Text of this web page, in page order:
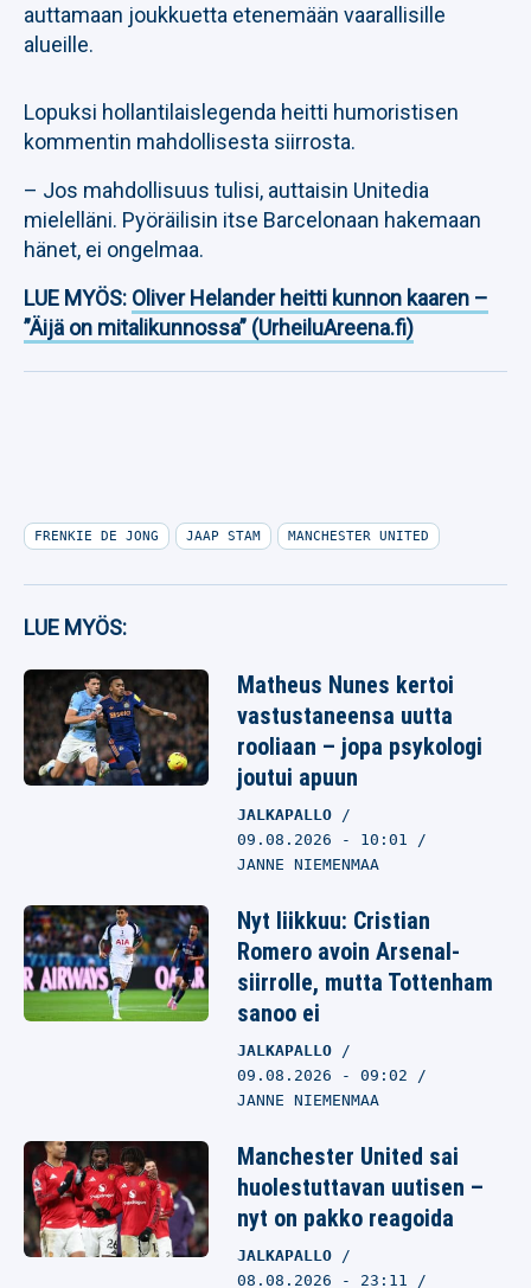
auttamaan joukkuetta etenemään vaarallisille
alueille.
Lopuksi hollantilaislegenda heitti humoristisen
kommentin mahdollisesta siirrosta.
– Jos mahdollisuus tulisi, auttaisin Unitedia
mielelläni. Pyöräilisin itse Barcelonaan hakemaan
hänet, ei ongelmaa.
LUE MYÖS: Oliver Helander heitti kunnon kaaren –
”Äijä on mitalikunnossa” (UrheiluAreena.fi)
FRENKIE DE JONG JAAP STAM MANCHESTER UNITED
LUE MYÖS:
Matheus Nunes kertoi
vastustaneensa uutta
rooliaan – jopa psykologi
joutui apuun
JALKAPALLO
09.08.2026 - 10:01
JANNE NIEMENMAA
Nyt liikkuu: Cristian
Romero avoin Arsenal-
siirrolle, mutta Tottenham
sanoo ei
JALKAPALLO
09.08.2026 - 09:02
JANNE NIEMENMAA
Manchester United sai
huolestuttavan uutisen –
nyt on pakko reagoida
JALKAPALLO
08.08.2026 - 23:11